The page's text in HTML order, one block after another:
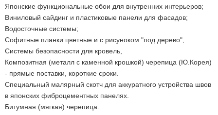
Японские функциональные обои для внутренних интерьеров;
Виниловый сайдинг и пластиковые панели для фасадов;
Водосточные системы;
Софитные планки цветные и с рисуноком "под дерево",
Системы безопасности для кровель,
Композитная (металл с каменной крошкой) черепица (Ю.Корея)
- прямые поставки, короткие сроки.
Специальный малярный скотч для аккуратного устройства швов
в японских фиброцементных панелях.
Битумная (мягкая) черепица.